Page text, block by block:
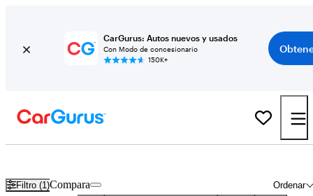
CarGurus: Autos nuevos y usados
Con Modo de concesionario
150K+
Filtro (1) Ordenar
Compara